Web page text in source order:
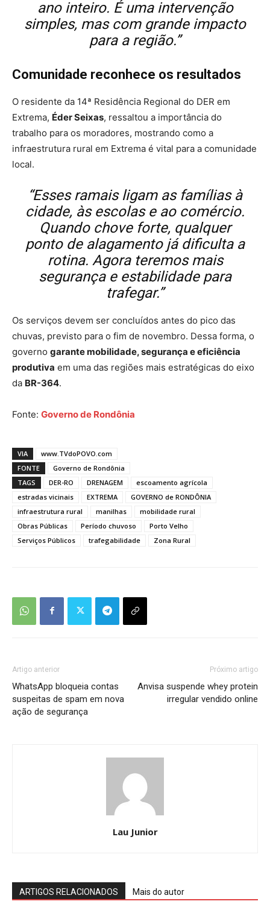
ano inteiro. É uma intervenção
simples, mas com grande impacto
para a região.”
Comunidade reconhece os resultados
O residente da 14ª Residência Regional do DER em
Extrema, Éder Seixas, ressaltou a importância do
trabalho para os moradores, mostrando como a
infraestrutura rural em Extrema é vital para a comunidade
local.
“Esses ramais ligam as famílias à
cidade, às escolas e ao comércio.
Quando chove forte, qualquer
ponto de alagamento já dificulta a
rotina. Agora teremos mais
segurança e estabilidade para
trafegar.”
Os serviços devem ser concluídos antes do pico das
chuvas, previsto para o fim de novembro. Dessa forma, o
governo garante mobilidade, segurança e eficiência
produtiva em uma das regiões mais estratégicas do eixo
da BR-364.
Fonte: Governo de Rondônia
VIA
www.TVdoPOVO.com
FONTE
Governo de Rondônia
TAGS
DER-RO DRENAGEM
escoamento agrícola
estradas vicinais
EXTREMA
GOVERNO de RONDÔNIA
infraestrutura rural
manilhas
mobilidade rural
Obras Públicas
Período chuvoso
Porto Velho
Serviços Públicos
trafegabilidade Zona Rural
Artigo anterior
WhatsApp bloqueia contas
suspeitas de spam em nova
ação de segurança
Próximo artigo
Anvisa suspende whey protein
irregular vendido online
Lau Junior
ARTIGOS RELACIONADOS Mais do autor